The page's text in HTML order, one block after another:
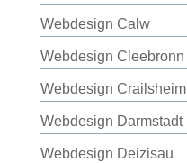
Webdesign Calw
Webdesign Cleebronn
Webdesign Crailsheim
Webdesign Darmstadt
Webdesign Deizisau